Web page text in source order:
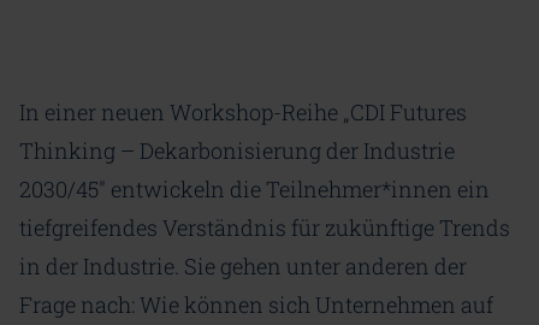
In einer neuen Workshop-Reihe „CDI Futures
Thinking – Dekarbonisierung der Industrie
2030/45" entwickeln die Teilnehmer*innen ein
tiefgreifendes Verständnis für zukünftige Trends
in der Industrie. Sie gehen unter anderen der
Frage nach: Wie können sich Unternehmen auf